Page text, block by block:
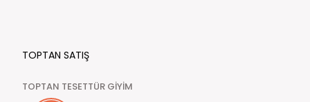
TOPTAN SATIŞ
TOPTAN TESETTÜR GİYİM